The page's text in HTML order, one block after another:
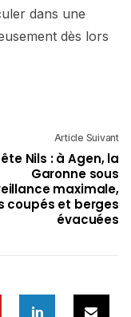
dans une
dès lors
Article Suivant
Nils : à Agen, la
Garonne sous
maximale,
coupés et berges
évacuées